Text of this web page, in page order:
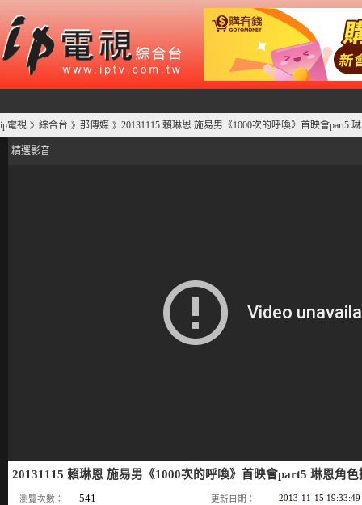
ip電視 》 綜合台 》 那傳媒 》 20131115 賴琳恩 施易男《1000次的呼喚》首映會part5
精選影音
20131115 賴琳恩 施易男《1000次的呼喚》首映會part5 琳恩角
瀏覽次數： 541 更新日期： 2013-11-15 19:33:49